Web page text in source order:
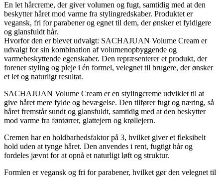
En let hårcreme, der giver volumen og fugt, samtidig med at den
beskytter håret mod varme fra stylingredskaber. Produktet er
vegansk, fri for parabener og egnet til dem, der ønsker et fyldigere
og glansfuldt hår.
Hvorfor den er blevet udvalgt: SACHAJUAN Volume Cream er
udvalgt for sin kombination af volumenopbyggende og
varmebeskyttende egenskaber. Den repræsenterer et produkt, der
forener styling og pleje i én formel, velegnet til brugere, der ønsker
et let og naturligt resultat.
SACHAJUAN Volume Cream er en stylingcreme udviklet til at
give håret mere fylde og bevægelse. Den tilfører fugt og næring, så
håret fremstår sundt og glansfuldt, samtidig med at den beskytter
mod varme fra føntørrer, glattejern og krøllejern.
Cremen har en holdbarhedsfaktor på 3, hvilket giver et fleksibelt
hold uden at tynge håret. Den anvendes i rent, fugtigt hår og
fordeles jævnt for at opnå et naturligt løft og struktur.
Formlen er vegansk og fri for parabener, hvilket gør den velegnet til